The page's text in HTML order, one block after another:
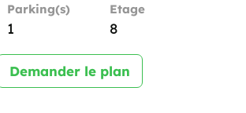
Parking(s)
1
Etage
8
Demander le plan